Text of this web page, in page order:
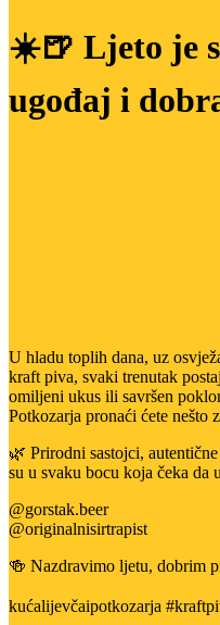
☀️🍺 Ljeto je
ugođaj i
U hladu toplih dana, uz
kraft piva, svaki trenutak
omiljeni ukus ili savršen
Potkozarja pronaći ćete nešto
🌿 Prirodni sastojci,
su u svaku bocu koja čeka da
@gorstak.beer
@originalnisirtrapist
🍻 Nazdravimo ljetu, dobrim
kućalijevčaipotkozarja